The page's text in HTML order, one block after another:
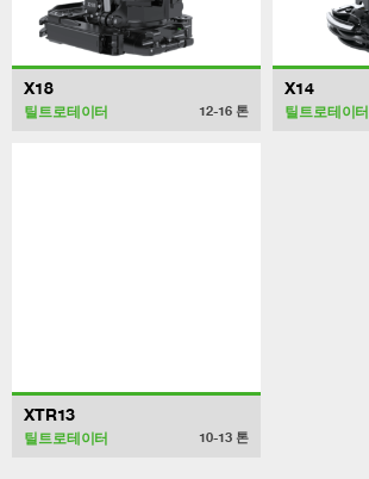
X18
틸트로테이터 12-16 톤
X14
틸트로테이터
XTR13
틸트로테이터 10-13 톤